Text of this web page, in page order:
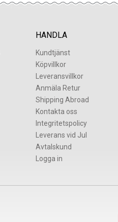
HANDLA
Kundtjänst
Köpvillkor
Leveransvillkor
Anmäla Retur
Shipping Abroad
Kontakta oss
Integritetspolicy
Leverans vid Jul
Avtalskund
Logga in